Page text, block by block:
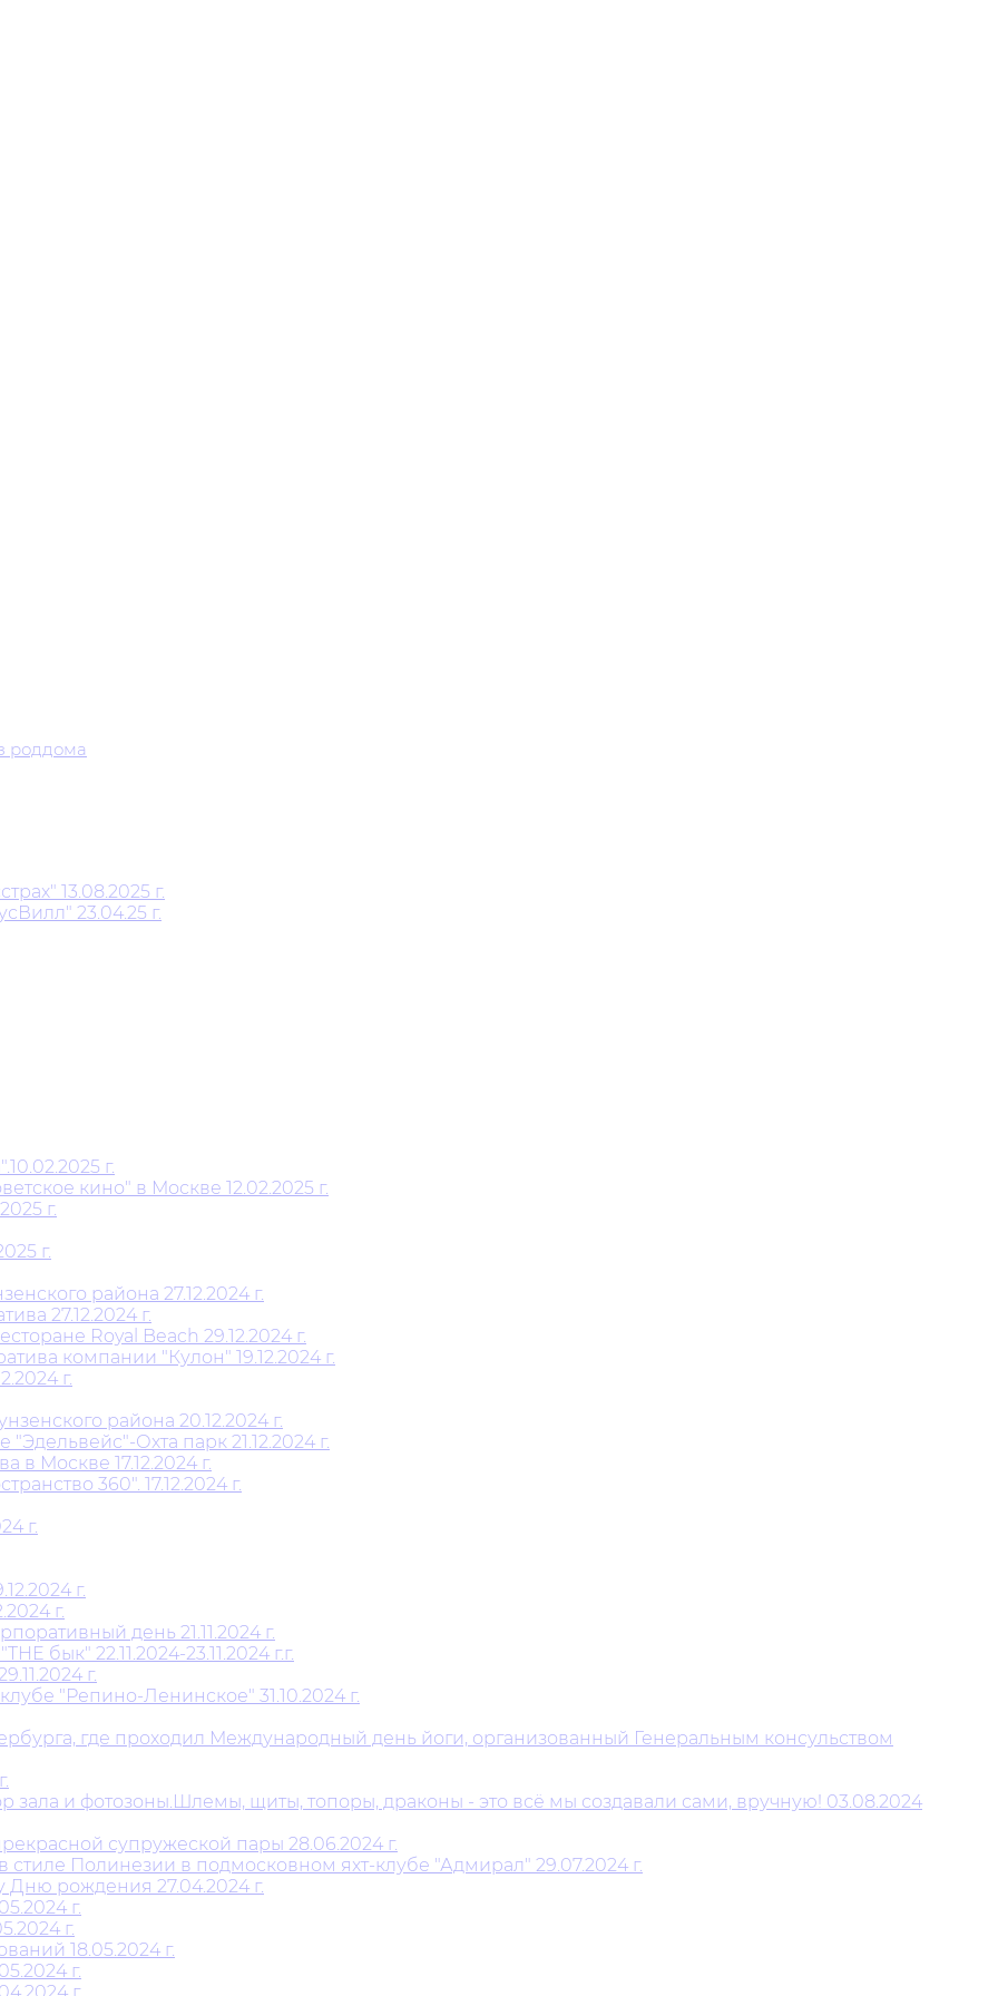
роддома
13.08.2025 г.
23.04.25 г.
г.
кино" в Москве 12.02.2025 г.
г.
г.
района 27.12.2024 г.
27.12.2024 г.
Royal Beach 29.12.2024 г.
компании "Кулон" 19.12.2024 г.
г.
района 20.12.2024 г.
Охта парк 21.12.2024 г.
в Москве 17.12.2024 г.
360". 17.12.2024 г.
г.
г.
г.
день 21.11.2024 г.
бык" 22.11.2024-23.11.2024 г.г.
г.
"Репино-Ленинское" 31.10.2024 г.
где проходил Международный день йоги, организованный Генеральным консульством
и фотозоны.Шлемы, щиты, топоры, драконы - это всё мы создавали сами, вручную! 03.08.2024
супружеской пары 28.06.2024 г.
Полинезии в подмосковном яхт-клубе "Адмирал" 29.07.2024 г.
рождения 27.04.2024 г.
г.
г.
18.05.2024 г.
г.